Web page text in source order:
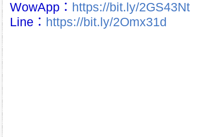
WowApp： https://bit.ly/2GS43Nt
Line： https://bit.ly/2Omx31d